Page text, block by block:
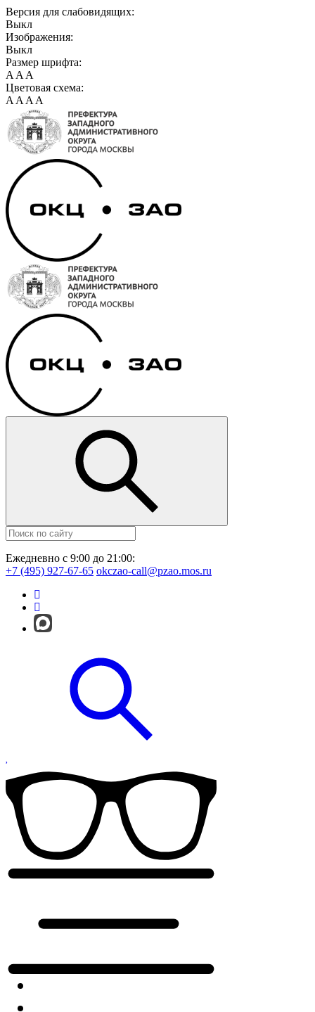
Версия для слабовидящих:
Выкл
Изображения:
Выкл
Размер шрифта:
A A A
Цветовая схема:
A A A A
Ежедневно с 9:00 до 21:00:
+7 (495) 927-67-65 okczao-call@pzao.mos.ru